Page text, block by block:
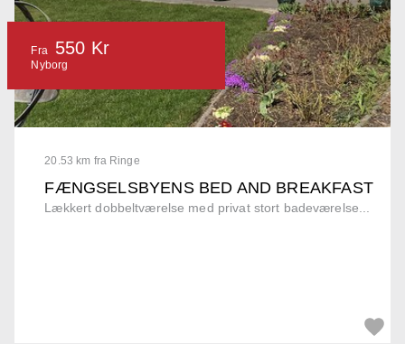
20.53 km fra Ringe
FÆNGSELSBYENS BED AND BREAKFAST
Lækkert dobbeltværelse med privat stort badeværelse...
Fra 550 Kr
Nyborg